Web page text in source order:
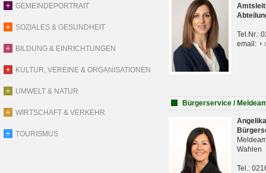
GEMEINDEPORTRAIT
SOZIALES & GESUNDHEIT
BILDUNG & EINRICHTUNGEN
KULTUR, VEREINE & ORGANISATIONEN
UMWELT & NATUR
WIRTSCHAFT & VERKEHR
TOURISMUS
Tel.Nr.:
email:
Bürgerservice /
Wahlen
Tel.: